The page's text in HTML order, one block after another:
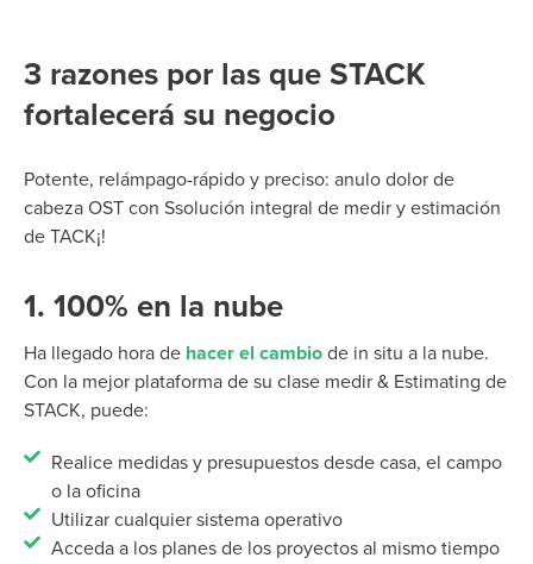
3 razones por las que STACK
fortalecerá su negocio
Potente, relámpago-rápido y preciso: anulo dolor de
cabeza OST con Ssolución integral de medir y estimación
de TACK¡!
1. 100% en la nube
Ha llegado hora de hacer el cambio de in situ a la nube.
Con la mejor plataforma de su clase medir & Estimating de
STACK, puede:
Realice medidas y presupuestos desde casa, el campo
o la oficina
Utilizar cualquier sistema operativo
Acceda a los planes de los proyectos al mismo tiempo